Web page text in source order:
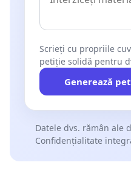
Scrieți cu propriile
petiție solidă pentru
Generează
Datele dvs. rămân ale
Confidențialitate